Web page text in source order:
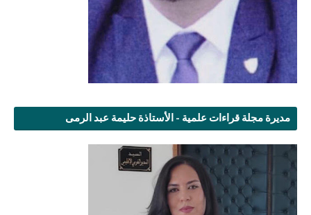
مديرة مجلة قراءات علمية - الأستاذة حليمة عبد الرمى